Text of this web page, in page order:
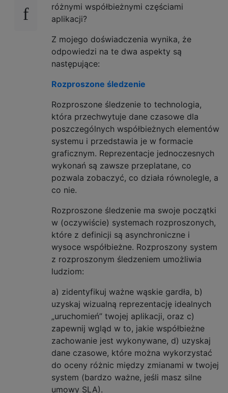
różnymi współbieżnymi częściami
aplikacji?
Z mojego doświadczenia wynika, że ​​
odpowiedzi na te dwa aspekty są
następujące:
Rozproszone śledzenie
Rozproszone śledzenie to technologia,
która przechwytuje dane czasowe dla
poszczególnych współbieżnych elementów
systemu i przedstawia je w formacie
graficznym. Reprezentacje jednoczesnych
wykonań są zawsze przeplatane, co
pozwala zobaczyć, co działa równolegle, a
co nie.
Rozproszone śledzenie ma swoje początki
w (oczywiście) systemach rozproszonych,
które z definicji są asynchroniczne i
wysoce współbieżne. Rozproszony system
z rozproszonym śledzeniem umożliwia
ludziom:
a) zidentyfikuj ważne wąskie gardła, b)
uzyskaj wizualną reprezentację idealnych
„uruchomień” twojej aplikacji, oraz c)
zapewnij wgląd w to, jakie współbieżne
zachowanie jest wykonywane, d) uzyskaj
dane czasowe, które można wykorzystać
do oceny różnic między zmianami w twojej
system (bardzo ważne, jeśli masz silne
umowy SLA).